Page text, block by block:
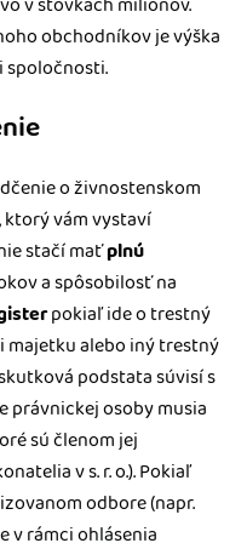
obchodníkov je výška
o živnostenskom
vám vystaví
stačí maťplnú
a spôsobilosť na
pokiaľ ide o trestný
alebo iný trestný
podstata súvisí s
právnickej osoby musia
sú členom jej
v s. r. o.). Pokiaľ
odbore (napr.
v rámci ohlásenia